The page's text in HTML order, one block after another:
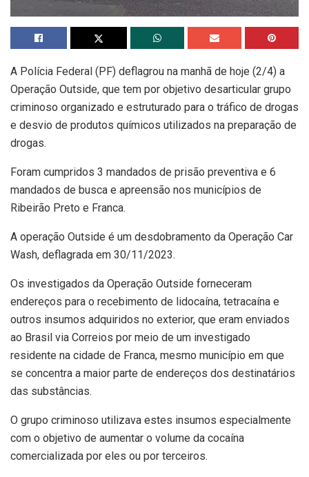
A Polícia Federal (PF) deflagrou na manhã de hoje (2/4) a
Operação Outside, que tem por objetivo desarticular grupo
criminoso organizado e estruturado para o tráfico de drogas
e desvio de produtos químicos utilizados na preparação de
drogas.
Foram cumpridos 3 mandados de prisão preventiva e 6
mandados de busca e apreensão nos municípios de
Ribeirão Preto e Franca.
A operação Outside é um desdobramento da Operação Car
Wash, deflagrada em 30/11/2023.
Os investigados da Operação Outside forneceram
endereços para o recebimento de lidocaína, tetracaína e
outros insumos adquiridos no exterior, que eram enviados
ao Brasil via Correios por meio de um investigado
residente na cidade de Franca, mesmo município em que
se concentra a maior parte de endereços dos destinatários
das substâncias.
O grupo criminoso utilizava estes insumos especialmente
com o objetivo de aumentar o volume da cocaína
comercializada por eles ou por terceiros.